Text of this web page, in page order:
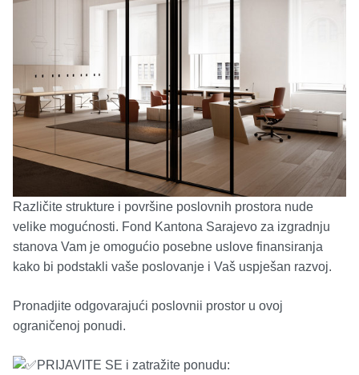
Različite strukture i površine poslovnih prostora nude
velike mogućnosti. Fond Kantona Sarajevo za izgradnju
stanova Vam je omogućio posebne uslove finansiranja
kako bi podstakli vaše poslovanje i Vaš uspješan razvoj.
Pronadjite odgovarajući poslovnii prostor u ovoj
ograničenoj ponudi.
PRIJAVITE SE i zatražite ponudu: